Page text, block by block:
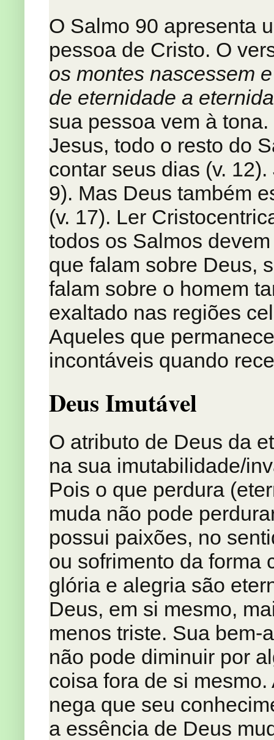
O Salmo 90 apresenta
pessoa de Cristo. O
os montes nascessem
de eternidade a
sua pessoa vem à
Jesus, todo o resto do
contar seus dias (v.
9). Mas Deus também
(v. 17). Ler
todos os Salmos
que falam sobre Deus,
falam sobre o homem
exaltado nas regiões
Aqueles que
incontáveis quando
Deus Imutável
O atributo de Deus da
na sua imutabilidade/
Pois o que perdura
muda não pode
possui paixões, no
ou sofrimento da forma
glória e alegria são
Deus, em si mesmo,
menos triste. Sua bem-
não pode diminuir por
coisa fora de si
nega que seu
a essência de Deus